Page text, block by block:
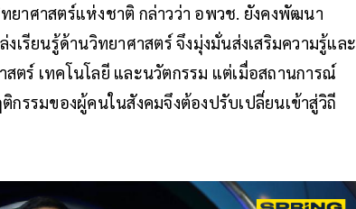
ยาศาสตร์แห่งชาติ กล่าวว่า อพวช. ยังคงพัฒนา
เรียนรู้ด้านวิทยาศาสตร์ จึงมุ่งมั่นส่งเสริมความรู้และ
ร์ เทคโนโลยี และนวัตกรรม แต่เมื่อสถานการณ์
กรรมของผู้คนในสังคมจึงต้องปรับเปลี่ยนเข้าสู่วิถี